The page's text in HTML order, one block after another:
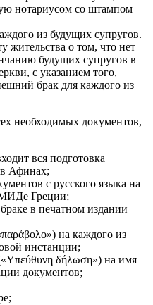
нотариусом со штампом
из будущих супругов.
жительства о том, что нет
будущих супругов в
с указанием того,
брак для каждого из
необходимых документов,
вся подготовка
в Афинах;
с русского языка на
МИДе Греции;
в печатном издании
на каждого из
инстанции;
δήλωση») на имя
документов;